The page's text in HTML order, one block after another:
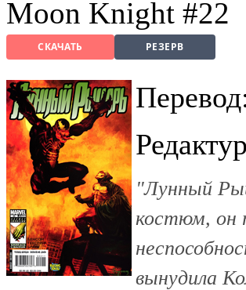
Moon Knight #22
СКАЧАТЬ РЕЗЕРВ
"Лунный
костюм, он
вынудила